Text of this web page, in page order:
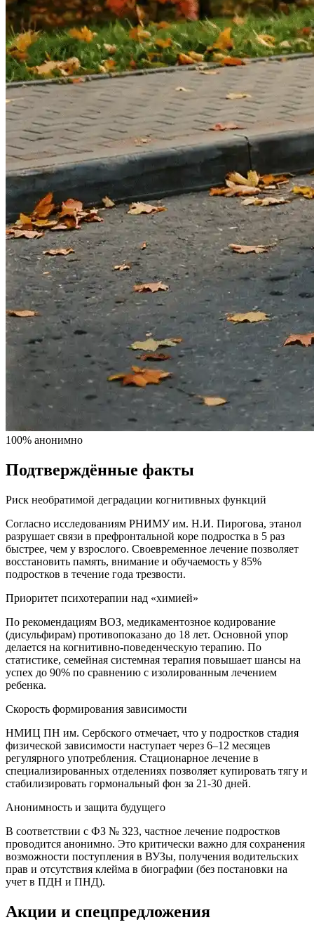
100% анонимно
Подтверждённые факты
Риск необратимой деградации когнитивных функций
Согласно исследованиям РНИМУ им. Н.И. Пирогова, этанол
разрушает связи в префронтальной коре подростка в 5 раз
быстрее, чем у взрослого. Своевременное лечение позволяет
восстановить память, внимание и обучаемость у 85%
подростков в течение года трезвости.
Приоритет психотерапии над «химией»
По рекомендациям ВОЗ, медикаментозное кодирование
(дисульфирам) противопоказано до 18 лет. Основной упор
делается на когнитивно-поведенческую терапию. По
статистике, семейная системная терапия повышает шансы на
успех до 90% по сравнению с изолированным лечением
ребенка.
Скорость формирования зависимости
НМИЦ ПН им. Сербского отмечает, что у подростков стадия
физической зависимости наступает через 6–12 месяцев
регулярного употребления. Стационарное лечение в
специализированных отделениях позволяет купировать тягу и
стабилизировать гормональный фон за 21-30 дней.
Анонимность и защита будущего
В соответствии с ФЗ № 323, частное лечение подростков
проводится анонимно. Это критически важно для сохранения
возможности поступления в ВУЗы, получения водительских
прав и отсутствия клейма в биографии (без постановки на
учет в ПДН и ПНД).
Акции и спецпредложения